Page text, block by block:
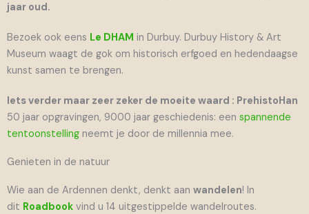
jaar oud.
Bezoek ook eens Le DHAM in Durbuy. Durbuy History & Art
Museum waagt de gok om historisch erfgoed en hedendaagse
kunst samen te brengen.
Iets verder maar zeer zeker de moeite waard : PrehistoHan
50 jaar opgravingen, 9000 jaar geschiedenis: een spannende
tentoonstelling neemt je door de millennia mee.
Genieten in de natuur
Wie aan de Ardennen denkt, denkt aan wandelen! In
dit Roadbook vind u 14 uitgestippelde wandelroutes.